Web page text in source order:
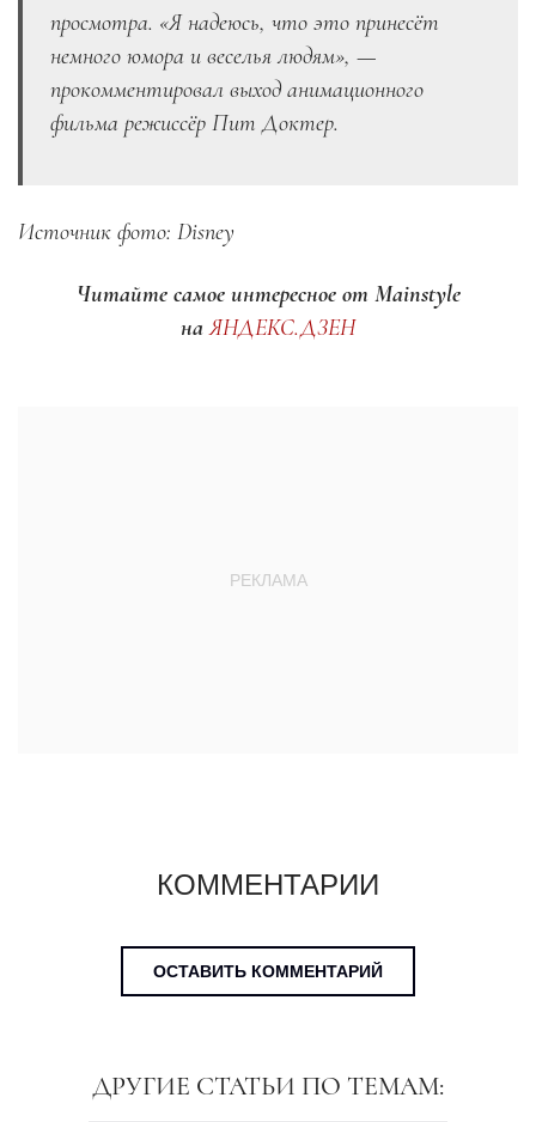
просмотра. «Я надеюсь, что это принесёт
немного юмора и веселья людям», —
прокомментировал выход анимационного
фильма режиссёр Пит Доктер.
Источник фото: Disney
Читайте самое интересное от Mainstyle
наЯНДЕКС.ДЗЕН
КОММЕНТАРИИ
ОСТАВИТЬ КОММЕНТАРИЙ
ДРУГИЕ СТАТЬИ ПО ТЕМАМ: